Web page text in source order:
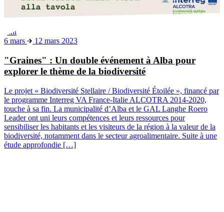
Fini
6 mars
12 mars 2023
"Graines" : Un double événement à Alba pour
explorer le thème de la biodiversité
Le projet « Biodiversité Stellaire / Biodiversité Étoilée », financé par
le programme Interreg VA France-Italie ALCOTRA 2014-2020,
touche à sa fin. La municipalité d’Alba et le GAL Langhe Roero
Leader ont uni leurs compétences et leurs ressources pour
sensibiliser les habitants et les visiteurs de la région à la valeur de la
biodiversité, notamment dans le secteur agroalimentaire. Suite à une
étude approfondie […]